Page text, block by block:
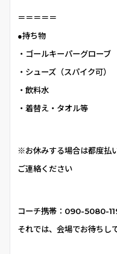
＝＝＝＝＝
●持ち物
・ゴールキーパーグローブ
・シューズ（スパイク可）
・飲料水
・着替え・タオル等
※お休みする場合は都度払
ご連絡ください
コーチ携帯： 090-5080-
それでは、会場でお待ちし